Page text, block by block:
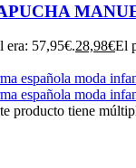
era: 57,95€.28,98€El
producto tiene